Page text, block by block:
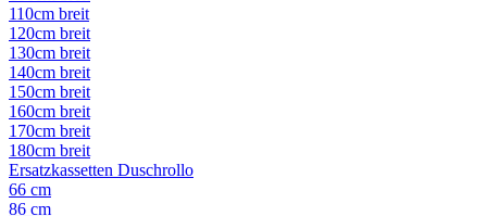
110cm breit
120cm breit
130cm breit
140cm breit
150cm breit
160cm breit
170cm breit
180cm breit
Ersatzkassetten Duschrollo
66 cm
86 cm